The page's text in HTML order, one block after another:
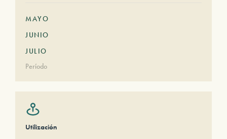
MAYO
JUNIO
JULIO
Período
Utilización